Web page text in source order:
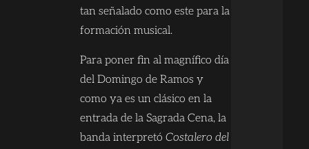
tan señalado como este para la
formación musical.
Para poner fin al magnífico día
del Domingo de Ramos y
como ya es un clásico en la
entrada de la Sagrada Cena, la
banda interpretó Costalero del